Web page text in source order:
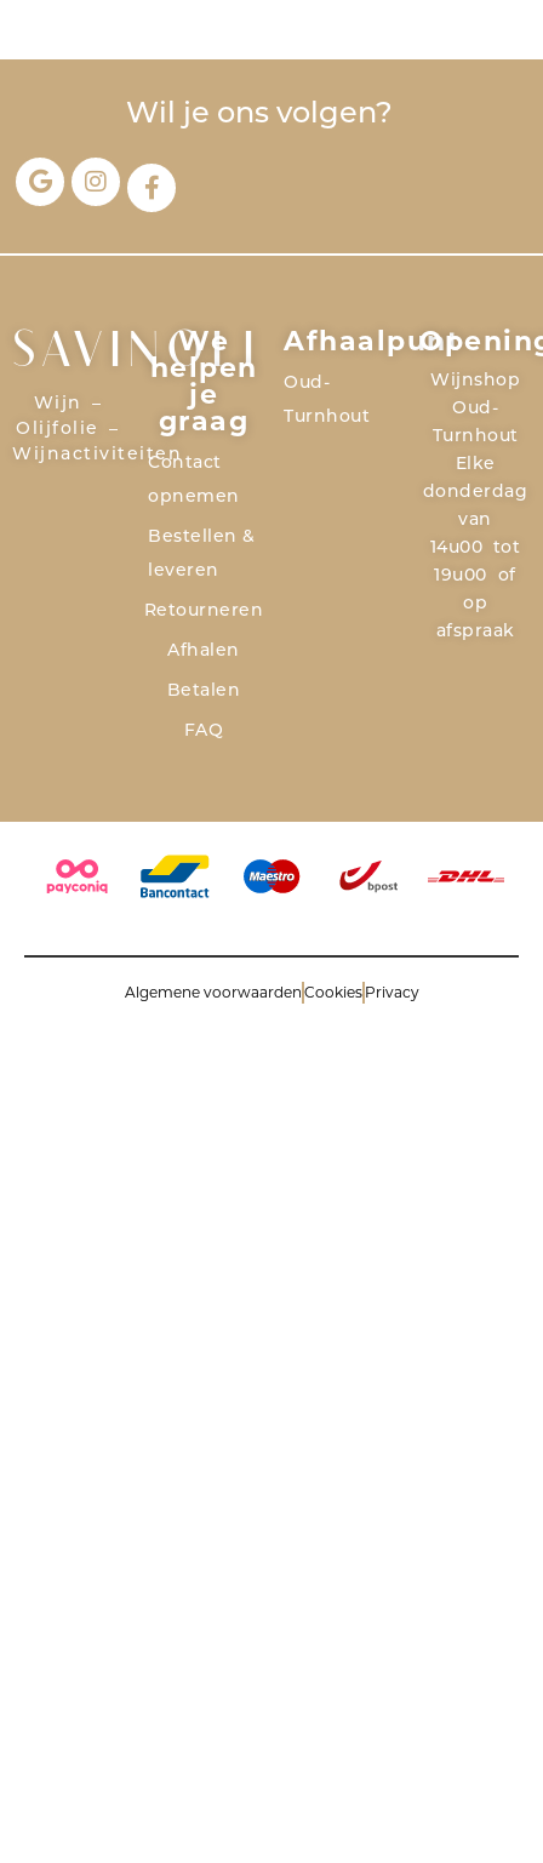
Wil je ons volgen?
SAVINOLI
Wijn –
Olijfolie –
Wijnactiviteiten
We
helpen
je
graag
Contact
opnemen
Bestellen &
leveren
Retourneren
Afhalen
Betalen
FAQ
Afhaalpunt
Oud-
Turnhout
Wijnshop
Oud-
Turnhout
Elke
donderdag
van
14u00 tot
19u00 of
op
afspraak
Algemene voorwaarden Cookies Privacy